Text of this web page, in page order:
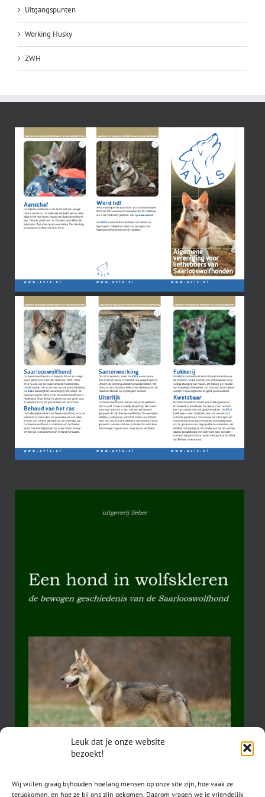
Leuk dat je onze website
bezoekt!
Wij willen graag bijhouden hoelang mensen op onze site zijn, hoe vaak ze
terugkomen, en hoe ze bij ons zijn gekomen. Daarom vragen we je vriendelijk
Uitgangspunten
Working Husky
ZWH